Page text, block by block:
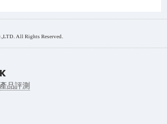
All Rights Reserved.
產品評測